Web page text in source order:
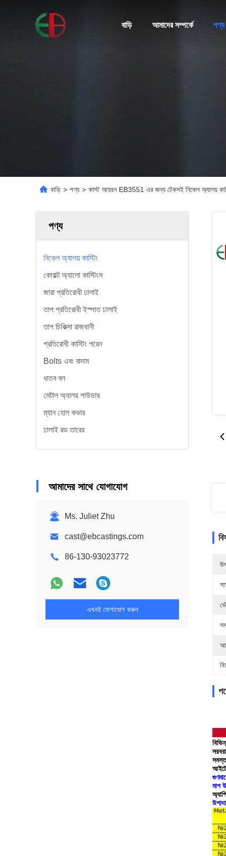
বাড়ি আমাদের সম্পর্কে পণ্য
বাড়ি > পণ্য > কাস্ট আয়রন EB3551 এর জন্য টেকসই নিকেল অ্যালয়
পণ্য
নিকেল অ্যালয় কাস্টিং
কোবাল্ট অ্যালো কাস্টিংস
জারা প্রতিরোধী ঢালাই
তাপ প্রতিরোধী ইস্পাত ঢালাই
তাপ চিকিত্সা রাজধানী
প্রতিরোধী কাস্টিং পরেন
Bolts এবং বাদাম
ধাতব বল
মেটাল অ্যালয় পাউডার
ম্যান হোল কভার
ঢালাই রড তারের
আমাদের সাথে যোগাযোগ
Ms. Juliet Zhu
cast@ebcastings.com
86-130-93023772
এখনই যোগাযোগ করুন
মাপ